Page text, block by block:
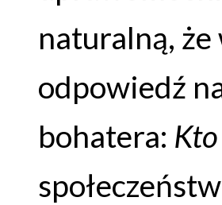
naturalną,
odpowiedź
bohatera: Kto